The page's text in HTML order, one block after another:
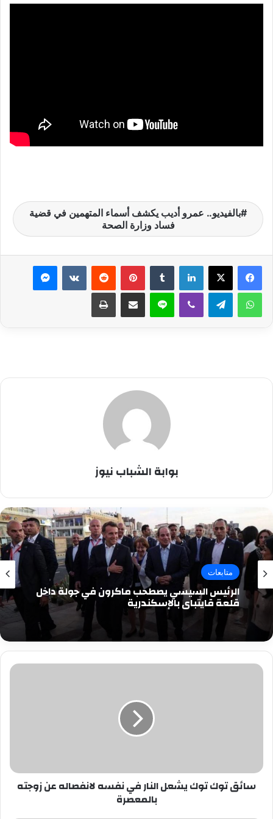
بالفيديو.. عمرو أديب يكشف أسماء المتهمين في قضية
فساد وزارة الصحة
لينكدإن بينتيريست ماسنجر
واتساب تيلقرام ڤايبر لاين مشاركة عبر البريد طباعة
بوابة الشباب نيوز
متابعات
الرئيس السيسي يصطحب ماكرون في جولة داخل
قلعة قايتباي بالإسكندرية
سائق
عن
زوجته
سائق توك توك يشعل النار في نفسه لانفصاله عن زوجته
بالمعصرة